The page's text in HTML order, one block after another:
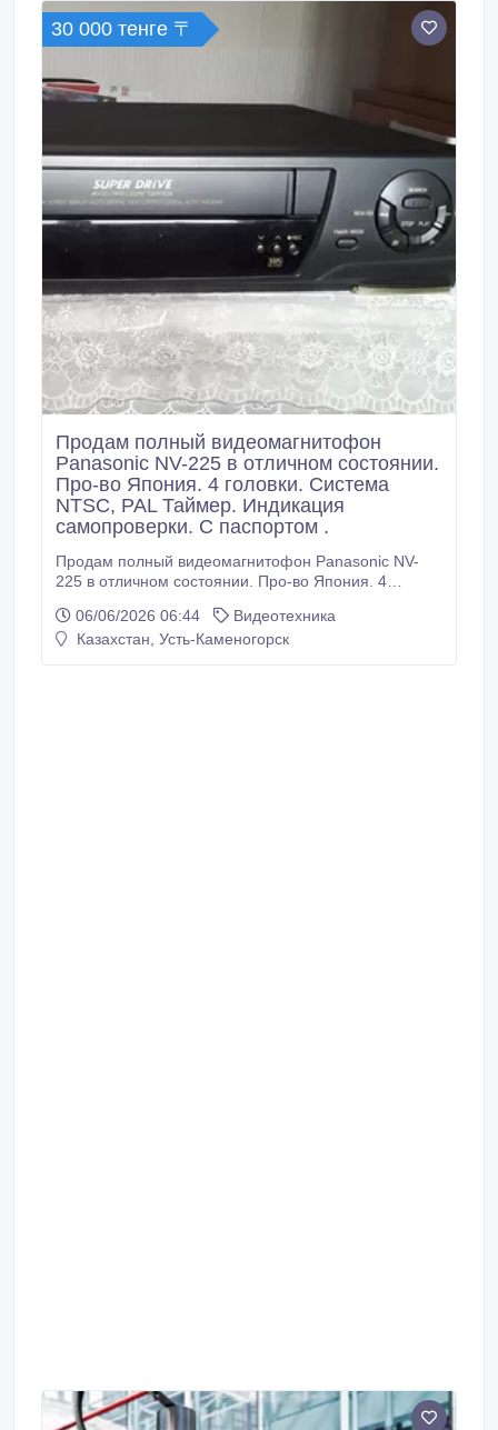
30 000 тенге 〒
Продам полный видеомагнитофон
Panasonic NV-225 в отличном состоянии.
Про-во Япония. 4 головки. Система
NTSC, PAL Таймер. Индикация
самопроверки. С паспортом .
Продам полный видеомагнитофон Panasonic NV-
225 в отличном состоянии. Про-во Япония. 4
самопроверки. С паспортом ..
06/06/2026 06:44
Видеотехника
Казахстан, Усть-Каменогорск